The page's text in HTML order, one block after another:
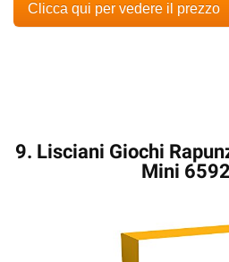
Clicca qui per vedere il prezzo
9. Lisciani Giochi
Mini